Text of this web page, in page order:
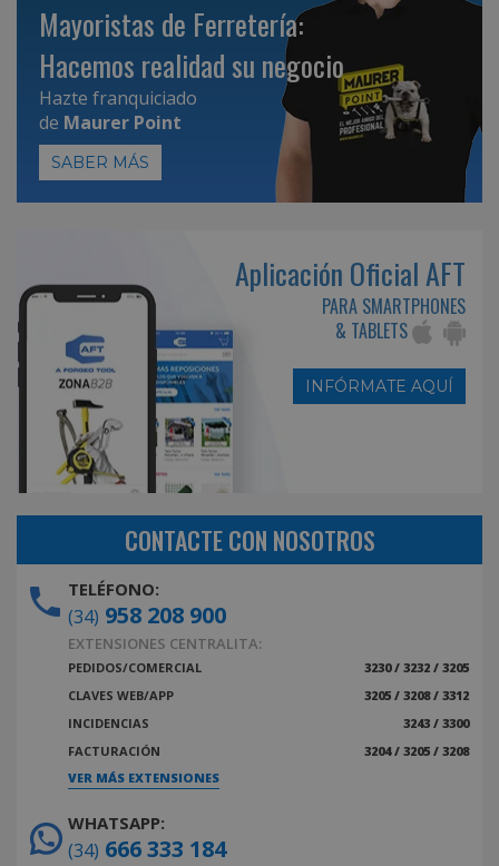
Mayoristas de Ferretería:
Hacemos realidad su negocio
Hazte franquiciado
de Maurer Point
SABER MÁS
Aplicación Oficial AFT
PARA SMARTPHONES
& TABLETS
INFÓRMATE AQUÍ
CONTACTE CON NOSOTROS
TELÉFONO:
(34) 958 208 900
EXTENSIONES CENTRALITA:
PEDIDOS/COMERCIAL
3230 / 3232 / 3205
CLAVES WEB/APP
3205 / 3208 / 3312
INCIDENCIAS
3243 / 3300
FACTURACIÓN
3204 / 3205 / 3208
VER MÁS EXTENSIONES
WHATSAPP:
(34) 666 333 184